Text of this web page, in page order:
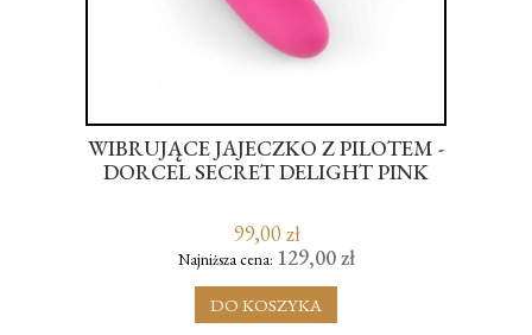
WIBRUJĄCE JAJECZKO Z PILOTEM -
DORCEL SECRET DELIGHT PINK
99,00 zł
Najniższa cena: 129,00 zł
DO KOSZYKA